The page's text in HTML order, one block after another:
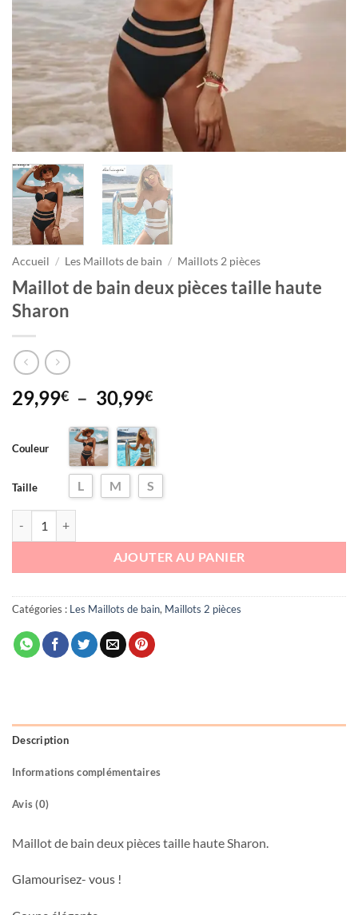
Accueil / Les Maillots de bain / Maillots 2 pièces
Maillot de bain deux pièces taille haute
Sharon
29,99€ – 30,99€Plage
prix :
29,99€
à
30,99€
Couleur
Taille L M S
AJOUTER AU PANIER
Catégories : Les Maillots de bain, Maillots 2 pièces
Description
Informations complémentaires
Avis (0)
Maillot de bain deux pièces taille haute Sharon.
Glamourisez- vous !